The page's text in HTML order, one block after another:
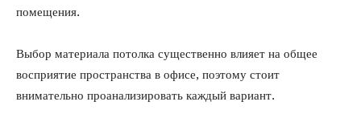
помещения.
Выбор материала потолка существенно влияет на общее
восприятие пространства в офисе, поэтому стоит
внимательно проанализировать каждый вариант.